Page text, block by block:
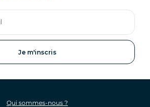
Qui sommes-nous ?